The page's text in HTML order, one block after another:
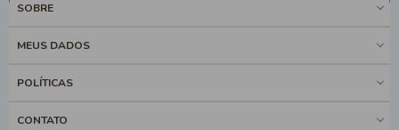
SOBRE
MEUS DADOS
POLÍTICAS
CONTATO